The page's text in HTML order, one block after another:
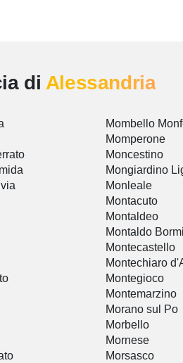
di Alessandria
Mombello
Momperone
Moncestino
Mongiardino
Monleale
Montacuto
Montaldeo
Montaldo
Montecastello
Montechiaro
Montegioco
Montemarzino
Morano sul Po
Morbello
Mornese
Morsasco